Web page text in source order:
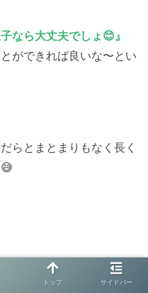
子なら大丈夫でしょ😊』
ができれば良いな〜とい
らとまとまりもなく長く
小枠）を開催していま
トップ サイドバー